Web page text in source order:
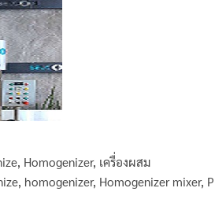
, Homogenizer, เครื่องผสม
, homogenizer, Homogenizer mixer,